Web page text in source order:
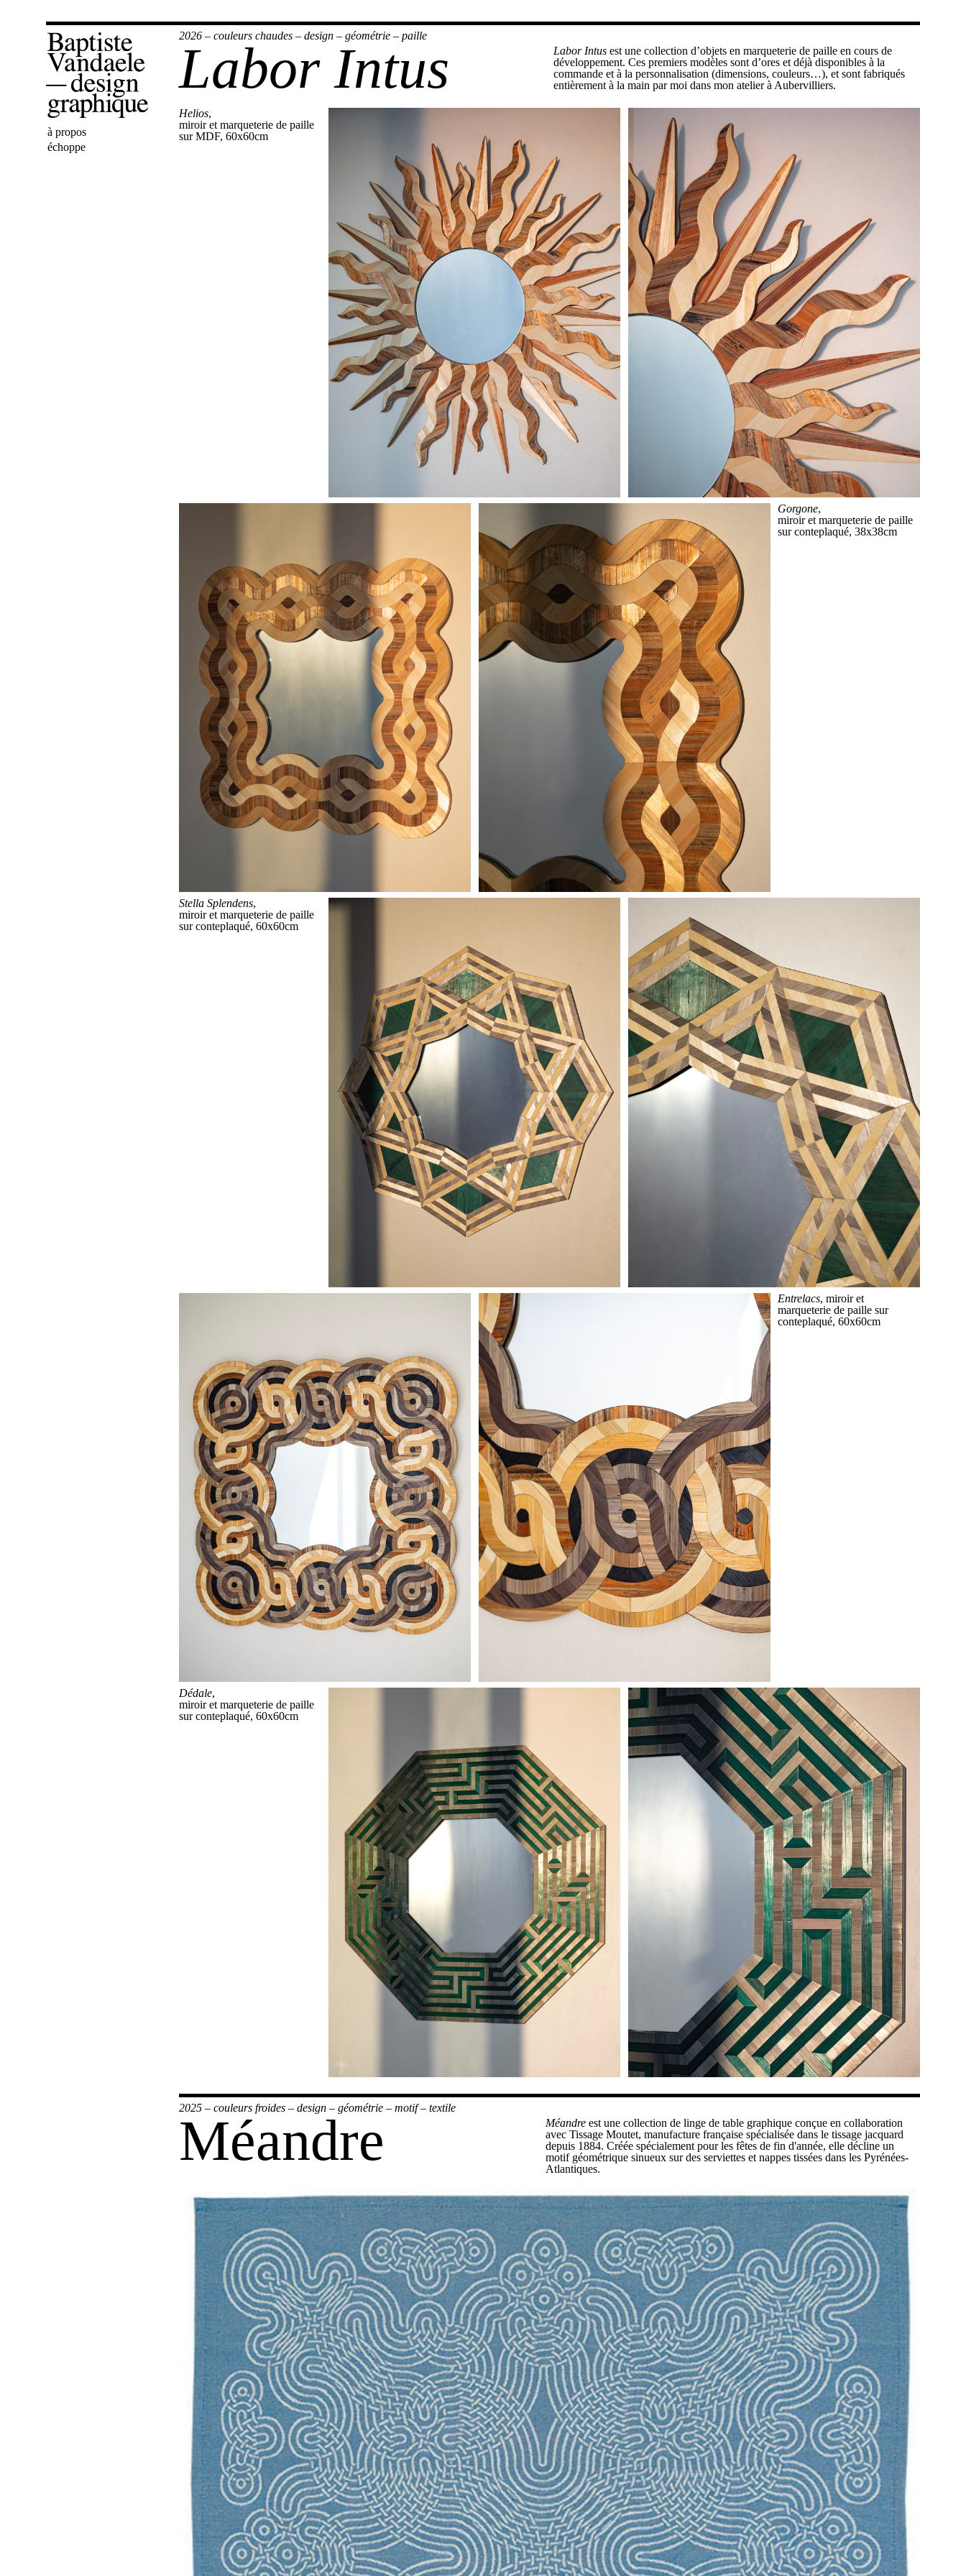
Baptiste
Bienvenue
à propos
échoppe
2026 – couleurs chaudes – design – géométrie – paille
Labor Intus Labor Intusest une collection d’objets en marqueterie de paille en cours de
développement. Ces premiers modèles sont d’ores et déjà disponibles à la
commande et à la personnalisation (dimensions, couleurs…), et sont fabriqués
entièrement à la main par moi dans mon atelier à Aubervilliers.
Helios,
miroir et marqueterie de paille
sur MDF, 60x60cm
Gorgone,
miroir et marqueterie de paille
sur conteplaqué, 38x38cm
Stella Splendens,
miroir et marqueterie de paille
sur conteplaqué, 60x60cm
Entrelacs, miroir et
marqueterie de paille sur
conteplaqué, 60x60cm
Dédale,
miroir et marqueterie de paille
sur conteplaqué, 60x60cm
2025 – couleurs froides – design – géométrie – motif– textile
Méandre Méandre est une collection de linge de table graphique conçue en collaboration
avecTissage Moutet, manufacture française spécialisée dans le tissage jacquard
depuis 1884. Créée spécialement pour les fêtes de fin d'année, elle décline un
motif géométrique sinueux sur des serviettes et nappes tissées dans les Pyrénées-
Atlantiques.